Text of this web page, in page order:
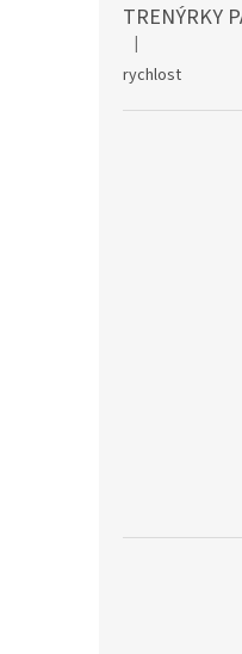
TRENÝRKY
Hodnocení
|
rychlost